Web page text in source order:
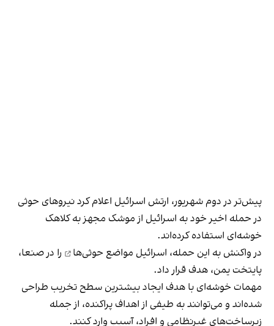
پیش‌تر در دوم شهریور، ارتش اسرائیل اعلام کرد نیروهای حوثی
در حمله اخیر خود به اسرائیل از موشک‌ مجهز به کلاهک
خوشه‌ای استفاده کرده‌اند.
در واکنش به این حمله، اسرائیل مواضع حوثی‌ها
را در صنعا،
پایتخت یمن، هدف قرار داد.
مهمات خوشه‌ای با هدف ایجاد بیشترین سطح تخریب طراحی
شده‌اند و می‌توانند به طیفی از اهداف پراکنده، از جمله
زیرساخت‌های غیرنظامی و افراد، آسیب وارد کنند.